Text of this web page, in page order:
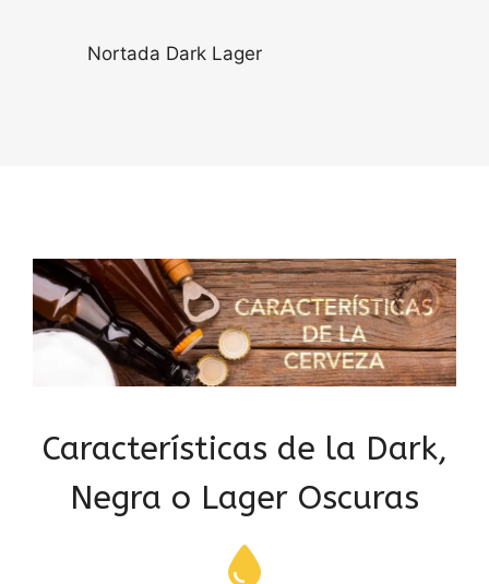
Nortada Dark Lager
Características de la Dark,
Negra o Lager Oscuras